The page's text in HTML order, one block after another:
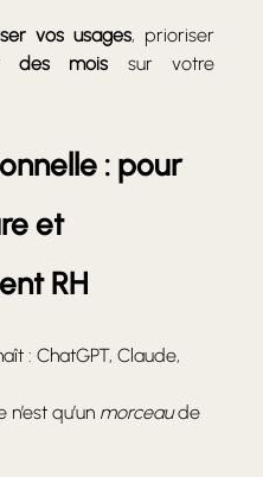
vos usages, prioriser
des mois sur votre
: pour
et
RH
: ChatGPT, Claude,
qu’un morceau de